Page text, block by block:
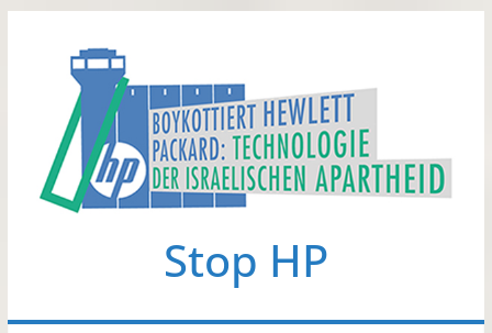
springen
Stop HP